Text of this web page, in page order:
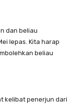
dan beliau
lepas. Kita harap
beliau
kelibat penerjun dari